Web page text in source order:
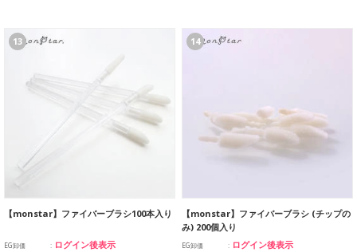
13
【monstar】ファイバーブラシ100本入り
EG卸価 ログイン後表示
14
【monstar】ファイバーブラシ (チップの
み) 200個入り
EG卸価 ログイン後表示